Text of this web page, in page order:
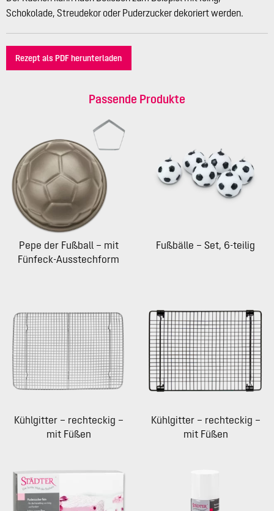
Schokolade, Streudekor oder Puderzucker dekoriert werden.
Rezept als PDF herunterladen
Passende Produkte
Pepe der Fußball – mit
Fünfeck-Ausstechform
Fußbälle – Set, 6-teilig
Kühlgitter – rechteckig –
mit Füßen
Kühlgitter – rechteckig –
mit Füßen